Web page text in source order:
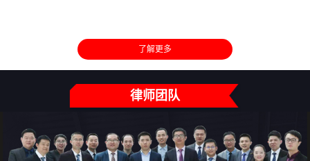
了解更多
律师团队